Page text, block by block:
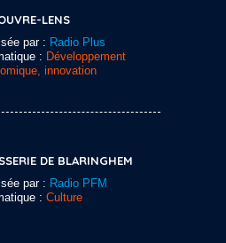
LENS
par : Radio Plus
: Développement
innovation
DE BLARINGHEM
par : Radio PFM
: Culture